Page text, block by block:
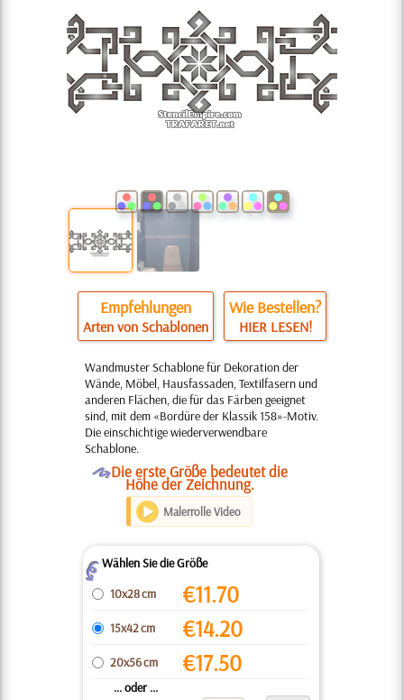
Empfehlungen
Arten von Schablonen
Wie Bestellen?
HIER LESEN!
Wandmuster Schablone für Dekoration der
Wände, Möbel, Hausfassaden, Textilfasern und
anderen Flächen, die für das Färben geeignet
sind, mit dem «Bordüre der Klassik 158»-Motiv.
Die einschichtige wiederverwendbare
Schablone.
ODie erste Größe bedeutet die
Höhe der Zeichnung.
Malerrolle Video
ZWählen Sie die Größe
10x28 cm
€11.70
15x42 cm €14.20
20x56 cm €17.50
... oder ...